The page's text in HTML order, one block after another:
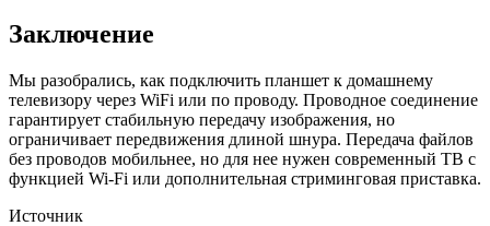
Заключение
Мы разобрались, как подключить планшет к домашнему
телевизору через WiFi или по проводу. Проводное соединение
гарантирует стабильную передачу изображения, но
ограничивает передвижения длиной шнура. Передача файлов
без проводов мобильнее, но для нее нужен современный ТВ с
функцией Wi-Fi или дополнительная стриминговая приставка.
Источник